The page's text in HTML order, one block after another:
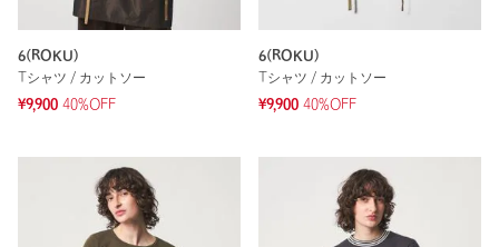
6(ROKU)
Tシャツ / カットソー
¥9,900 40%OFF
6(ROKU)
Tシャツ / カットソー
¥9,900 40%OFF